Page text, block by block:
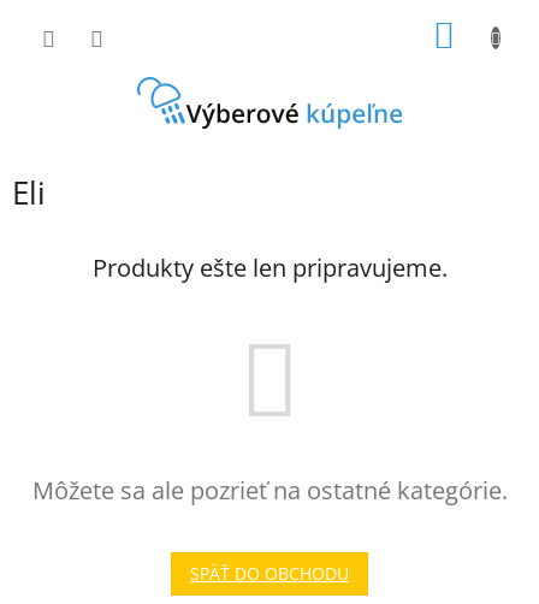
Eli
Produkty ešte len pripravujeme.
Môžete sa ale pozrieť na ostatné kategórie.
SPÄŤ DO OBCHODU